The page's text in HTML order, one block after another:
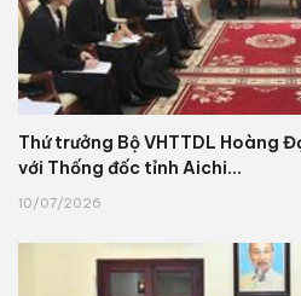
Thứ trưởng Bộ VHTTDL Hoàng
với Thống đốc tỉnh Aichi...
10/07/2026